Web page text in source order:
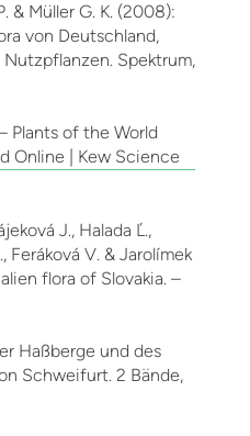
& Müller G. K. (2008):
von Deutschland,
Spektrum,
Plants of the World
Online | Kew Science
J., Halada Ľ.,
Feráková V. & Jarolímek
flora of Slovakia. –
Haßberge und des
Schweifurt. 2 Bände,